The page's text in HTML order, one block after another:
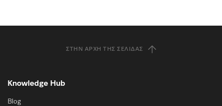
ΣΤΗΝ ΑΡΧΉ ΤΗΣ ΣΕΛΊΔΑΣ
Knowledge Hub
Blog